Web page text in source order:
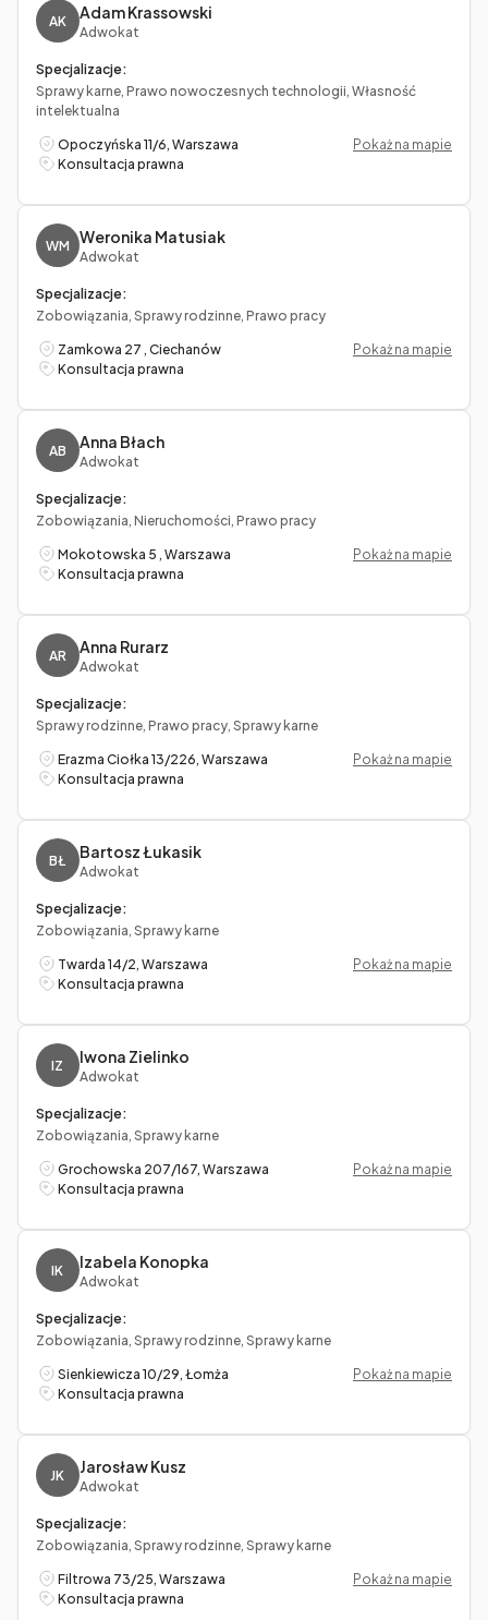
AK Adam Krassowski
Adwokat
Specjalizacje:
Sprawy karne, Prawo nowoczesnych technologii, Własność
intelektualna
Opoczyńska 11/6, Warszawa
Pokaż na mapie
Konsultacja prawna
WM Weronika Matusiak
Adwokat
Specjalizacje:
Zobowiązania, Sprawy rodzinne, Prawo pracy
Zamkowa 27 , Ciechanów
Pokaż na mapie
Konsultacja prawna
AB Anna Błach
Adwokat
Specjalizacje:
Zobowiązania, Nieruchomości, Prawo pracy
Mokotowska 5 , Warszawa
Pokaż na mapie
Konsultacja prawna
AR Anna Rurarz
Adwokat
Specjalizacje:
Sprawy rodzinne, Prawo pracy, Sprawy karne
Erazma Ciołka 13/226, Warszawa
Pokaż na mapie
Konsultacja prawna
BŁ Bartosz Łukasik
Adwokat
Specjalizacje:
Zobowiązania, Sprawy karne
Twarda 14/2, Warszawa
Pokaż na mapie
Konsultacja prawna
IZ Iwona Zielinko
Adwokat
Specjalizacje:
Zobowiązania, Sprawy karne
Grochowska 207/167, Warszawa
Pokaż na mapie
Konsultacja prawna
IK Izabela Konopka
Adwokat
Specjalizacje:
Zobowiązania, Sprawy rodzinne, Sprawy karne
Sienkiewicza 10/29, Łomża
Pokaż na mapie
Konsultacja prawna
JK Jarosław Kusz
Adwokat
Specjalizacje:
Zobowiązania, Sprawy rodzinne, Sprawy karne
Filtrowa 73/25, Warszawa
Pokaż na mapie
Konsultacja prawna